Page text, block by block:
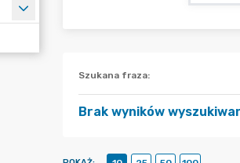
Szukana fraza:
Brak wyników